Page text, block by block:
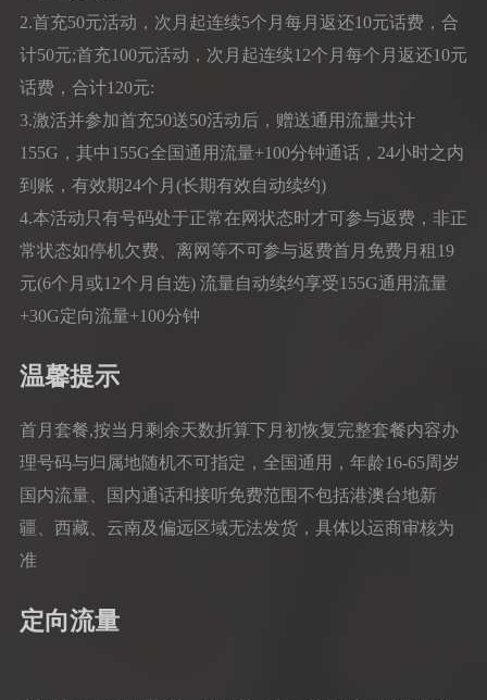
2.首充50元活动，次月起连续5个月每月返还10元话费，合
计50元;首充100元活动，次月起连续12个月每个月返还10元
话费，合计120元:
3.激活并参加首充50送50活动后，赠送通用流量共计
155G，其中155G全国通用流量+100分钟通话，24小时之内
到账，有效期24个月(长期有效自动续约)
4.本活动只有号码处于正常在网状态时才可参与返费，非正
常状态如停机欠费、离网等不可参与返费首月免费月租19
元(6个月或12个月自选) 流量自动续约享受155G通用流量
+30G定向流量+100分钟
温馨提示
首月套餐,按当月剩余天数折算下月初恢复完整套餐内容办
理号码与归属地随机不可指定，全国通用，年龄16-65周岁
国内流量、国内通话和接听免费范围不包括港澳台地新
疆、西藏、云南及偏远区域无法发货，具体以运商审核为
准
定向流量